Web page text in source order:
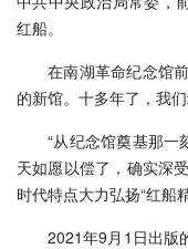
红船。
在南湖革命纪念馆
的新馆。十多年了，我
“从纪念馆奠基那一
天如愿以偿了，确实深
时代特点大力弘扬“红船
2021年9月1日出版